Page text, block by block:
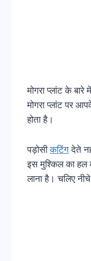
मोगरा प्लांट के
मोगरा प्लांट पर
होता है।
पड़ोसीकटिंगदेते
इस मुश्किल का हल
लाना है। चलिए